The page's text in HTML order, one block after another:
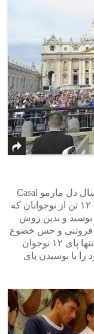
پاپ در ماه مارس سال گذشته در زندان کاسال دل مارمو Casal
del Marmo حضور یافت و طی مراسمی پای ۱۲ تن از نوجوانان که
بوسید و بدین روش
فروتنی و حس خضوع
و خشوع خود را به دیگران نشان داد. پاپ نه تنها پای ۱۲ نوجوان
را با بوسیدن پای